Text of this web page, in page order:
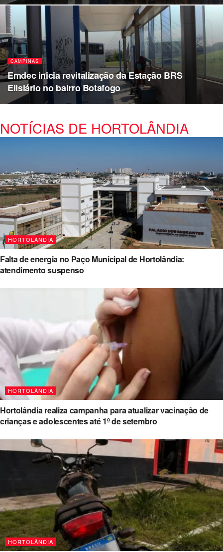
CAMPINAS
Emdec inicia revitalização da Estação BRS
Elisiário no bairro Botafogo
NOTÍCIAS DE HORTOLÂNDIA
HORTOLÂNDIA
Falta de energia no Paço Municipal de Hortolândia:
atendimento suspenso
HORTOLÂNDIA
Hortolândia realiza campanha para atualizar vacinação de
crianças e adolescentes até 1º de setembro
HORTOLÂNDIA